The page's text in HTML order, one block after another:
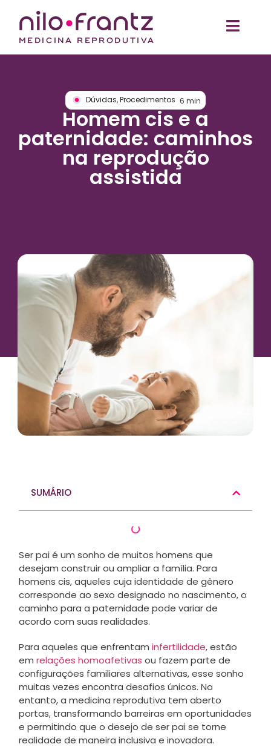
Dúvidas,Procedimentos 6 min
Homem cis e a
paternidade: caminhos
na reprodução
assistida
SUMÁRIO
Ser pai é um sonho de muitos homens que
desejam construir ou ampliar a família. Para
homens cis, aqueles cuja identidade de gênero
corresponde ao sexo designado no nascimento, o
caminho para a paternidade pode variar de
acordo com suas realidades.
Para aqueles que enfrentam infertilidade, estão
em relações homoafetivas ou fazem parte de
configurações familiares alternativas, esse sonho
muitas vezes encontra desafios únicos. No
entanto, a medicina reprodutiva tem aberto
portas, transformando barreiras em oportunidades
e permitindo que o desejo de ser pai se torne
realidade de maneira inclusiva e inovadora.